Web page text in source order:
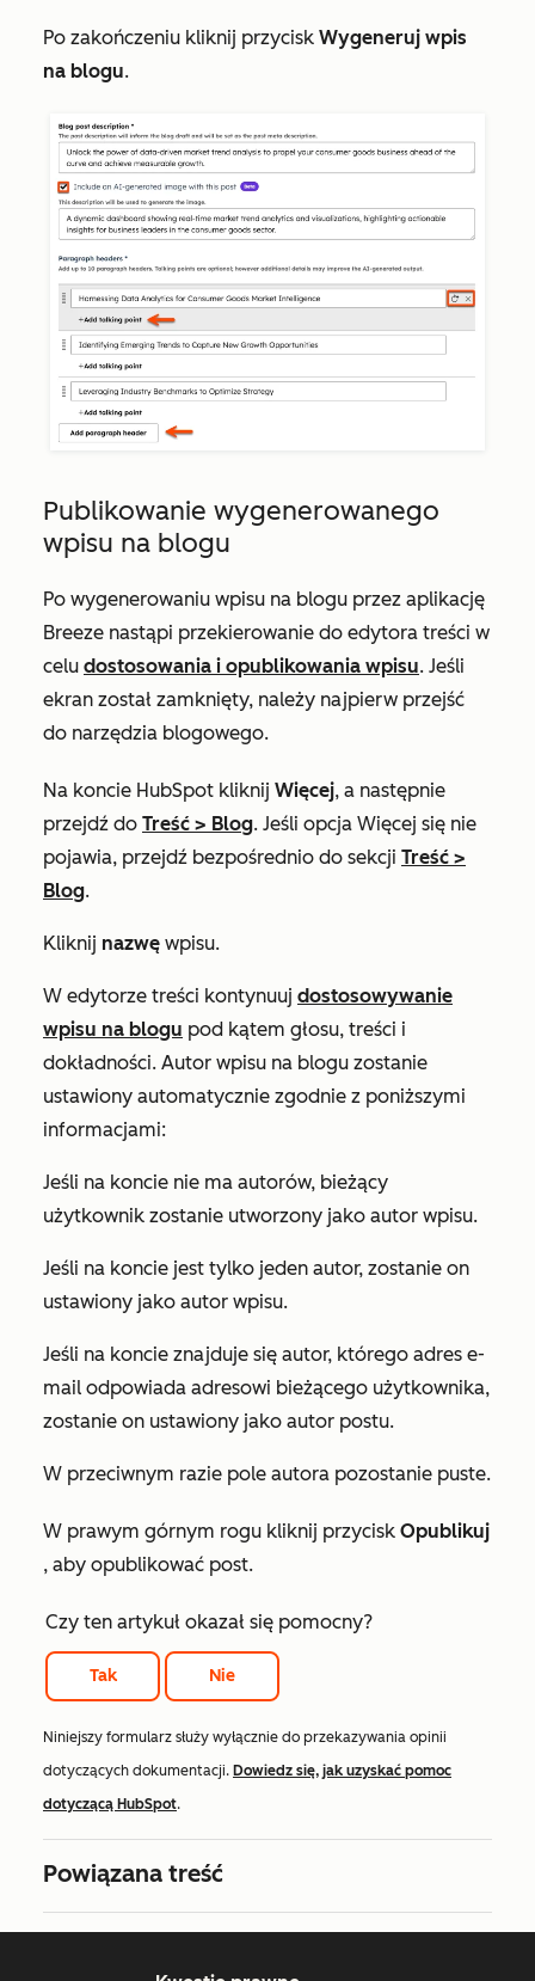
Po zakończeniu kliknij przycisk Wygeneruj wpis
na blogu.
Publikowanie wygenerowanego
wpisu na blogu
Po wygenerowaniu wpisu na blogu przez aplikację
Breeze nastąpi przekierowanie do edytora treści w
celu dostosowania i opublikowania wpisu. Jeśli
ekran został zamknięty, należy najpierw przejść
do narzędzia blogowego.
Na koncie HubSpot kliknij Więcej, a następnie
przejdź do Treść > Blog. Jeśli opcja Więcej się nie
pojawia, przejdź bezpośrednio do sekcji Treść >
Blog.
Kliknij nazwę wpisu.
W edytorze treści kontynuuj dostosowywanie
wpisu na blogu pod kątem głosu, treści i
dokładności. Autor wpisu na blogu zostanie
ustawiony automatycznie zgodnie z poniższymi
informacjami:
Jeśli na koncie nie ma autorów, bieżący
użytkownik zostanie utworzony jako autor wpisu.
Jeśli na koncie jest tylko jeden autor, zostanie on
ustawiony jako autor wpisu.
Jeśli na koncie znajduje się autor, którego adres e-
mail odpowiada adresowi bieżącego użytkownika,
zostanie on ustawiony jako autor postu.
W przeciwnym razie pole autora pozostanie puste.
W prawym górnym rogu kliknij przycisk Opublikuj
, aby opublikować post.
Czy ten artykuł okazał się pomocny?
Tak Nie
Niniejszy formularz służy wyłącznie do przekazywania opinii
dotyczących dokumentacji. Dowiedz się, jak uzyskać pomoc
dotyczącą HubSpot.
Powiązana treść